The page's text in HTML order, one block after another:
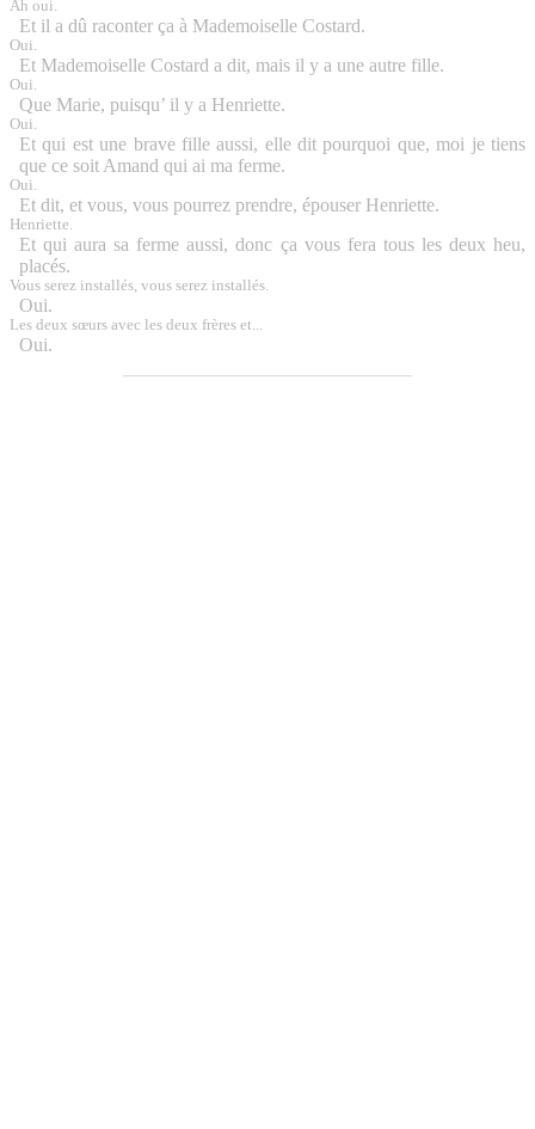
Ah oui.
Et il a dû raconter ça à Mademoiselle Costard.
Oui.
Et Mademoiselle Costard a dit, mais il y a une autre fille.
Oui.
Que Marie, puisqu’ il y a Henriette.
Oui.
Et qui est une brave fille aussi, elle dit pourquoi que, moi je tiens
que ce soit Amand qui ai ma ferme.
Oui.
Et dit, et vous, vous pourrez prendre, épouser Henriette.
Henriette.
Et qui aura sa ferme aussi, donc ça vous fera tous les deux heu,
placés.
Vous serez installés, vous serez installés.
Oui.
Les deux sœurs avec les deux frères et...
Oui.